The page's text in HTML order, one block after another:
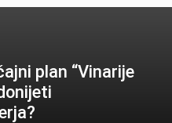
plan “Vinarije